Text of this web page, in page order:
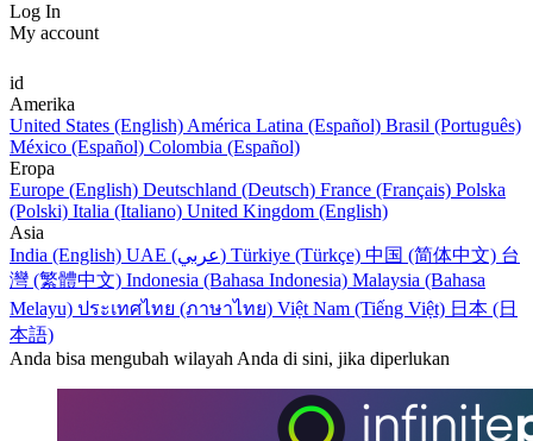
Log In
My account
id
Amerika
United States (English) América Latina (Español) Brasil (Português)
México (Español) Colombia (Español)
Eropa
Europe (English) Deutschland (Deutsch) France (Français) Polska
(Polski) Italia (Italiano) United Kingdom (English)
Asia
India (English)
UAE (عربي) Türkiye (Türkçe) 中国 (简体中文) 台
灣 (繁體中文) Indonesia (Bahasa Indonesia) Malaysia (Bahasa
Melayu) ประเทศไทย (ภาษาไทย) Việt Nam (Tiếng Việt) 日本 (日
本語)
Anda bisa mengubah wilayah Anda di sini, jika diperlukan